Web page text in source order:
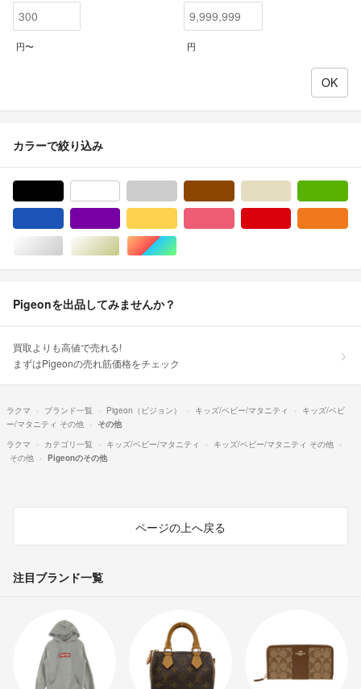
円〜 円
カラーで絞り込み
シルバー/銀色系ゴールド/金色系マルチカラー
Pigeonを出品してみませんか？
買取よりも高値で売れる!
まずはPigeonの売れ筋価格をチェック
ラクマ ブランド一覧 Pigeon（ピジョン） キッズ/ベビー/マタニティ
キッズ/ベビ
ー/マタニティ その他
その他
ラクマ
カテゴリ一覧 キッズ/ベビー/マタニティ
キッズ/ベビー/マタニティ その他
その他
Pigeonのその他
ページの上へ戻る
注目ブランド一覧